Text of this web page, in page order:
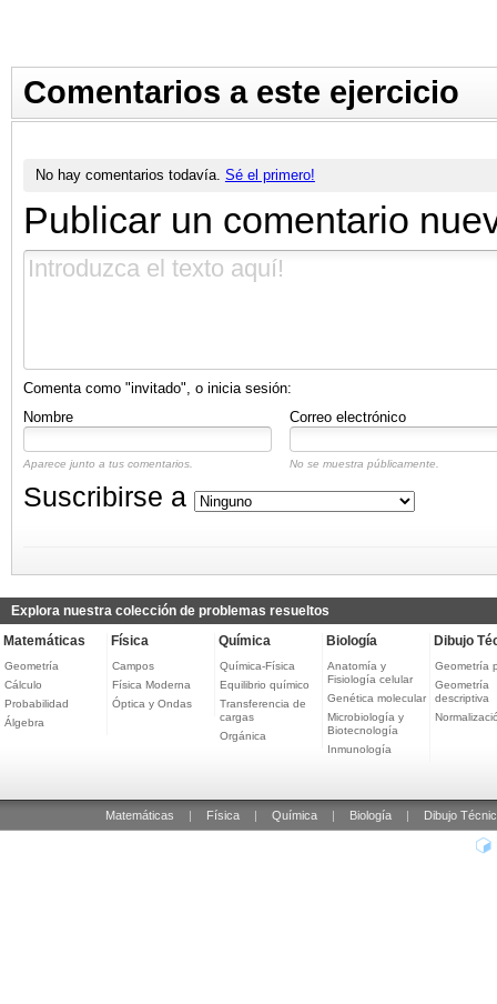
Comentarios a este ejercicio
No hay comentarios todavía. Sé el primero!
Publicar un comentario
Comenta como "invitado", o inicia sesión:
Nombre
Correo electrónico
Aparece junto a tus comentarios. No se muestra públicamente.
Suscribirse a
Explora nuestra colección de problemas resueltos
Matemáticas
Geometría
Cálculo
Probabilidad
Álgebra
Física
Campos
Física Moderna
Óptica y Ondas
Química
Química-Física
Equilibrio químico
Transferencia de
cargas
Orgánica
Biología
Anatomía y
Fisiología celular
Genética molecular
Microbiología y
Biotecnología
Inmunología
Dibujo
Geometría
Geometría
descriptiva
Matemáticas Física Química Biología Dibujo